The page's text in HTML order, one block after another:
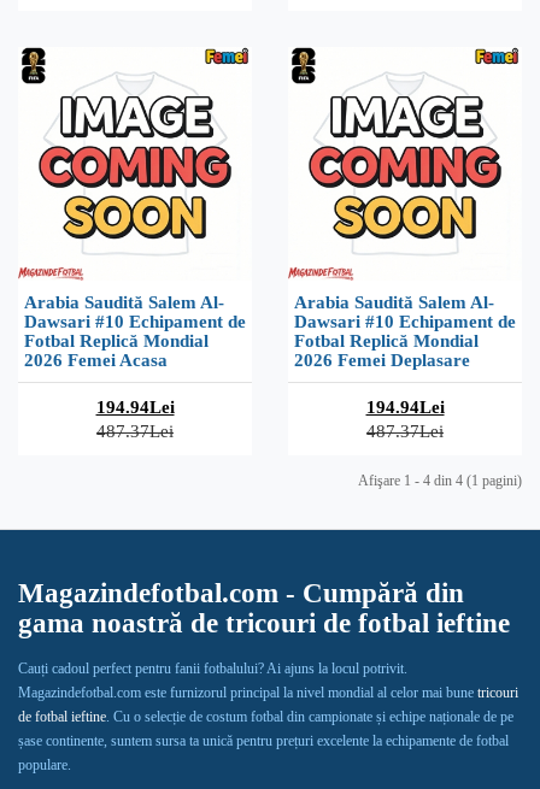
Arabia Saudită Salem Al-
Dawsari #10 Echipament de
Fotbal Replică Mondial
2026 Femei Acasa
194.94Lei
487.37Lei
Arabia Saudită Salem Al-
Dawsari #10 Echipament de
Fotbal Replică Mondial
2026 Femei Deplasare
194.94Lei
487.37Lei
Afişare 1 - 4 din 4 (1 pagini)
Magazindefotbal.com - Cumpără din
gama noastră de tricouri de fotbal ieftine
Cauți cadoul perfect pentru fanii fotbalului? Ai ajuns la locul potrivit.
Magazindefotbal.com este furnizorul principal la nivel mondial al celor mai bune tricouri
de fotbal ieftine. Cu o selecție de costum fotbal din campionate și echipe naționale de pe
șase continente, suntem sursa ta unică pentru prețuri excelente la echipamente de fotbal
populare.